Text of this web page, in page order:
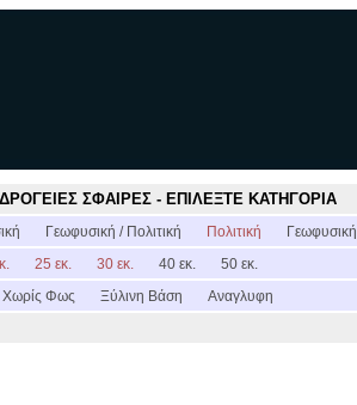
ΣΦΑΙΡΕΣ - ΕΠΙΛΕΞΤΕ ΚΑΤΗΓΟΡΙΑ
Γεωφυσική / Πολιτική Πολιτική Γεωφυσική
25 εκ. 30 εκ. 40 εκ.
50 εκ.
Χωρίς Φως Ξύλινη Βάση Αναγλυφη